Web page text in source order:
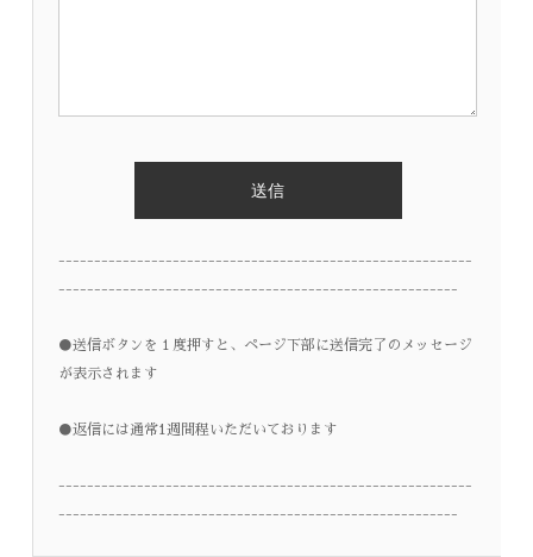
----------------------------------------------------------
--------------------------------------------------------
●送信ボタンを１度押すと、ページ下部に送信完了のメッセージ
が表示されます
●返信には通常1週間程いただいております
----------------------------------------------------------
--------------------------------------------------------